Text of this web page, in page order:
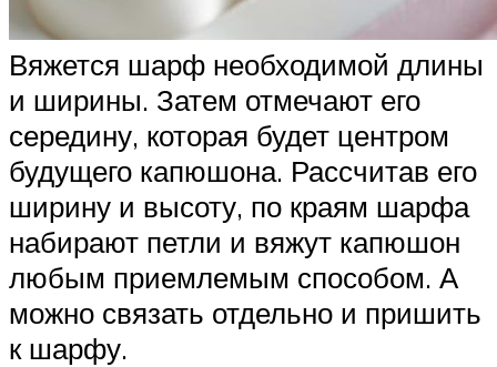
Вяжется шарф необходимой длины
и ширины. Затем отмечают его
середину, которая будет центром
будущего капюшона. Рассчитав его
ширину и высоту, по краям шарфа
набирают петли и вяжут капюшон
любым приемлемым способом. А
можно связать отдельно и пришить
к шарфу.